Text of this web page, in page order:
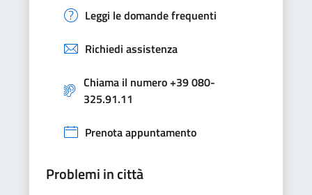
Leggi le domande frequenti
Richiedi assistenza
Chiama il numero +39 080-
325.91.11
Prenota appuntamento
Problemi in città